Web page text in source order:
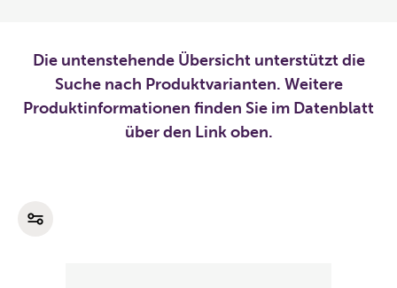
Die untenstehende Übersicht unterstützt die
Suche nach Produktvarianten. Weitere
Produktinformationen finden Sie im Datenblatt
über den Link oben.